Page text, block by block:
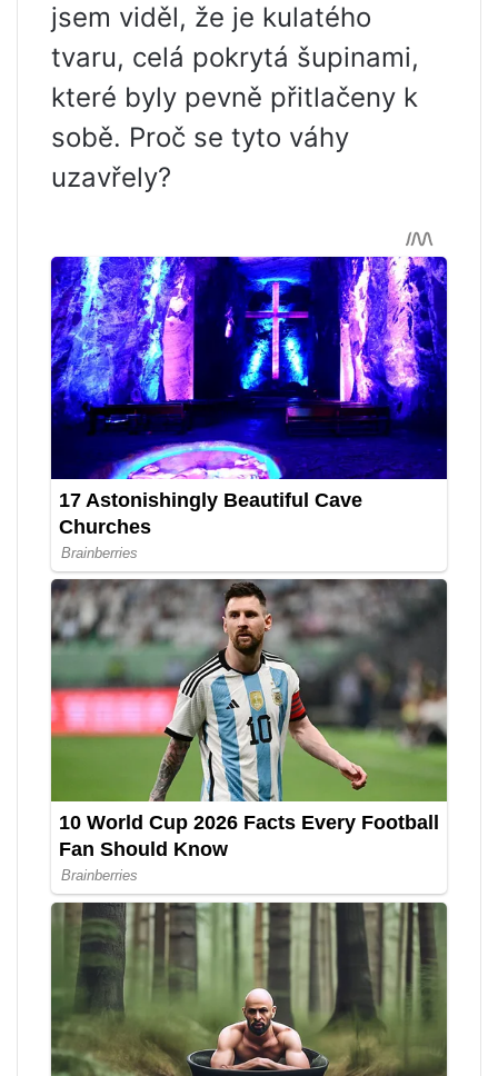
jsem viděl, že je kulatého
tvaru, celá pokrytá šupinami,
které byly pevně přitlačeny k
sobě. Proč se tyto váhy
uzavřely?